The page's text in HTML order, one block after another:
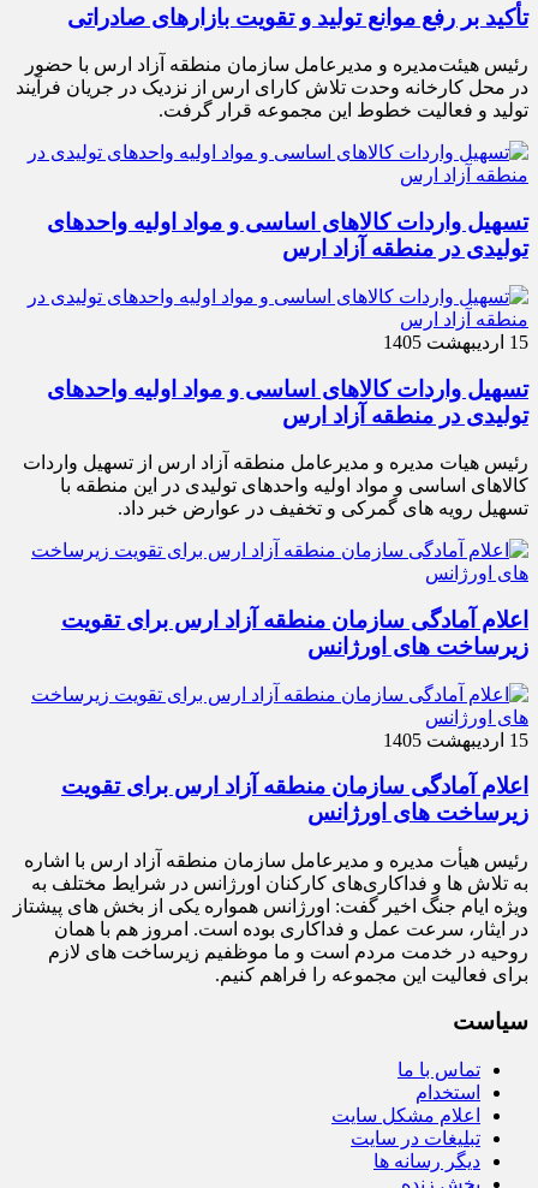
تأکید بر رفع موانع تولید و تقویت بازارهای صادراتی
رئیس هیئت‌مدیره و مدیرعامل سازمان منطقه آزاد ارس با حضور
در محل کارخانه وحدت تلاش کارای ارس از نزدیک در جریان فرآیند
تولید و فعالیت خطوط این مجموعه قرار گرفت.
تسهیل واردات کالاهای اساسی و مواد اولیه واحدهای
تولیدی در منطقه آزاد ارس
15 اردیبهشت 1405
تسهیل واردات کالاهای اساسی و مواد اولیه واحدهای
تولیدی در منطقه آزاد ارس
رئیس هیات مدیره و مدیرعامل منطقه آزاد ارس از تسهیل واردات
کالاهای اساسی و مواد اولیه واحدهای تولیدی در این منطقه با
تسهیل رویه های گمرکی و تخفیف در عوارض خبر داد.
اعلام آمادگی سازمان منطقه آزاد ارس برای تقویت
زیرساخت‌ های اورژانس
15 اردیبهشت 1405
اعلام آمادگی سازمان منطقه آزاد ارس برای تقویت
زیرساخت‌ های اورژانس
رئیس هیأت‌ مدیره و مدیرعامل سازمان منطقه آزاد ارس با اشاره
به تلاش‌ ها و فداکاری‌های کارکنان اورژانس در شرایط مختلف به‌
ویژه ایام جنگ اخیر گفت: اورژانس همواره یکی از بخش‌ های پیشتاز
در ایثار، سرعت‌ عمل و فداکاری بوده است. امروز هم با همان
روحیه در خدمت مردم است و ما موظفیم زیرساخت‌ های لازم
برای فعالیت این مجموعه را فراهم کنیم.
سیاست
تماس با ما
استخدام
اعلام مشکل سایت
تبلیغات در سایت
دیگر رسانه ها
پخش زنده